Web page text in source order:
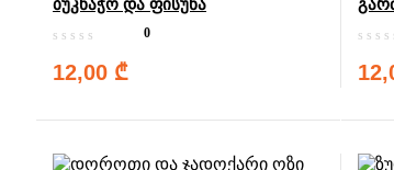
ბუკნაჭო და ფისუნა
0
12,00 ₾